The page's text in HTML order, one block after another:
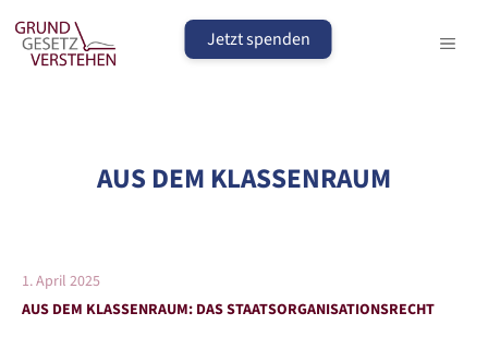
Jetzt spenden
Inhalt
springen
AUS DEM KLASSENRAUM
1. April 2025
AUS DEM KLASSENRAUM: DAS STAATSORGANISATIONSRECHT